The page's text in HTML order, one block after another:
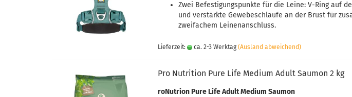
Zwei Befestigungspunkte für die Leine: V-Ring auf
und verstärkte Gewebeschlaufe an der Brust für
zweifachem Leinenanschluss.
Lieferzeit: ca. 2-3 Werktag (Ausland abweichend)
Pro Nutrition Pure Life Medium Adult Saumon 2 kg
roNutrion Pure Life Adult Medium Saumon